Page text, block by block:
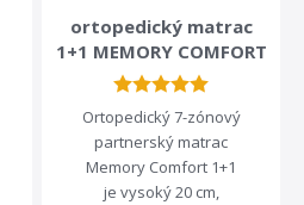
14 cm(4) 15 cm (1)
19 cm(3)
23 cm(2) 25 cm(2)
podložka
ortopedický matrac
1+1 MEMORY COMFORT
Ortopedický 7-zónový
partnerský matrac
Memory Comfort 1+1
je vysoký 20 cm,